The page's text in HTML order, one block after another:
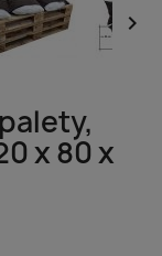

x 80 x